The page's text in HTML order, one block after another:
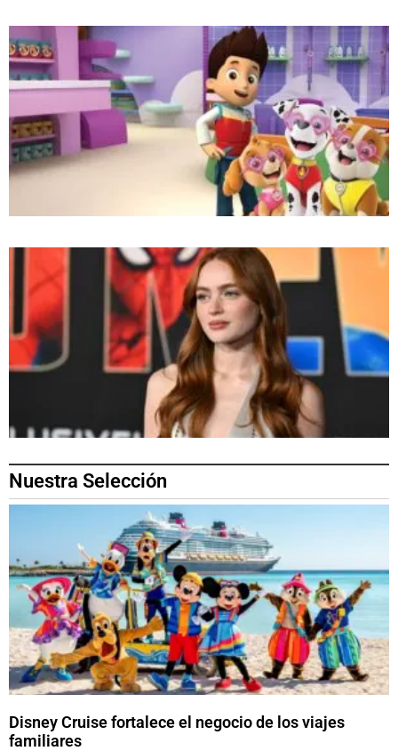
Nuestra Selección
Disney Cruise fortalece el negocio de los viajes
familiares